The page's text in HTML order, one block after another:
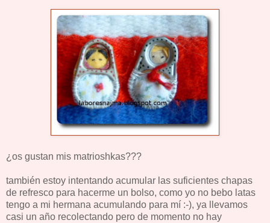
¿os gustan mis matrioshkas???
también estoy intentando acumular las suficientes chapas
de refresco para hacerme un bolso, como yo no bebo latas
tengo a mi hermana acumulando para mí :-), ya llevamos
casi un año recolectando pero de momento no hay